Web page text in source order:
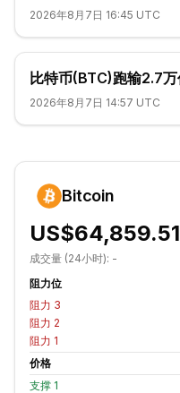
2026年8月7日 16:45 UTC
比特币(BTC)跑输2.7
2026年8月7日 14:57 UTC
Bitcoin
US$64,859.51
成交量 (24小时): -
阻力位
阻力 3
阻力 2
阻力 1
价格
支撑 1